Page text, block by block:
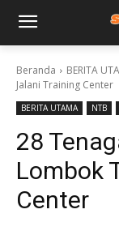
Beranda BERITA
Jalani Training Center
BERITA UTAMA NTB
28
Lombok
Center